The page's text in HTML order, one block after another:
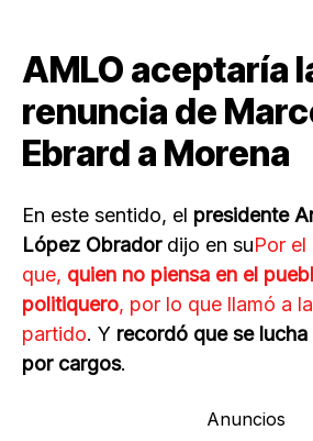
AMLO aceptaría
renuncia de
Ebrard a Morena
En este sentido, el presidente
López Obradordijo en suPor
que, quien no piensa en el
politiquero, por lo que llamó a la
partido. Y recordó que se
por cargos.
Anuncios